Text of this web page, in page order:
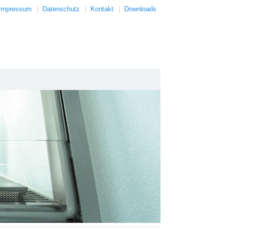
Impressum Datenschutz Kontakt Downloads